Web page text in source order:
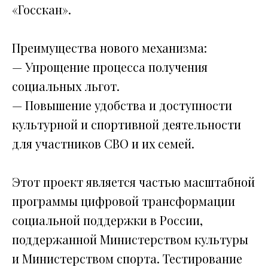
«Госскан».
Преимущества нового механизма:
— Упрощение процесса получения
социальных льгот.
— Повышение удобства и доступности
культурной и спортивной деятельности
для участников СВО и их семей.
Этот проект является частью масштабной
программы цифровой трансформации
социальной поддержки в России,
поддержанной Министерством культуры
и Министерством спорта. Тестирование